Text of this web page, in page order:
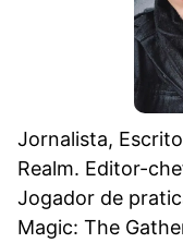
Jornalista,
Realm. Editor-
Jogador de
Magic: The